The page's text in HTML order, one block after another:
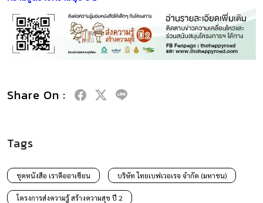
Share On :
Tags
ชุดหนังสือ เราคืออาเซียน บริษัท ไทยเบฟเวอเรจ จำกัด (มหาชน)
โครงการส่งความรู้ สร้างความสุข ปี 2